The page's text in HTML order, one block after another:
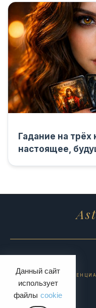
Данный сайт
использует
файлы cookie
Гадание на
настоящее,
ПОЛИТИКА